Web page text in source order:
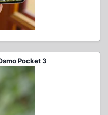
Pocket 3